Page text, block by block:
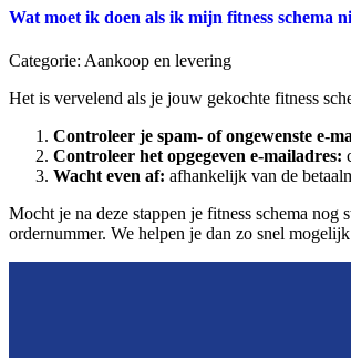
Wat moet ik doen als ik mijn fitness schema
Categorie: Aankoop en levering
Het is vervelend als je jouw gekochte fitness
Controleer je spam- of ongewenste e-
Controleer het opgegeven e-mailadres:
Wacht even af: afhankelijk van de
Mocht je na deze stappen je fitness schema nog
ordernummer. We helpen je dan zo snel